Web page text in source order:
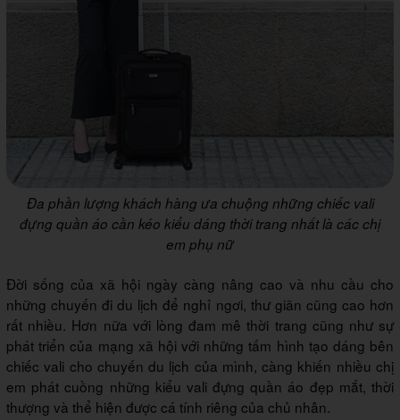
Đa phần lượng khách hàng ưa chuộng những chiếc vali
đựng quần áo cần kéo kiểu dáng thời trang nhất là các chị
em phụ nữ
Đời sống của xã hội ngày càng nâng cao và nhu cầu cho
những chuyến đi du lịch để nghỉ ngơi, thư giãn cũng cao hơn
rất nhiều. Hơn nữa với lòng đam mê thời trang cũng như sự
phát triển của mạng xã hội với những tấm hình tạo dáng bên
chiếc vali cho chuyến du lịch của mình, càng khiến nhiều chị
em phát cuồng những kiểu vali đựng quần áo đẹp mắt, thời
thượng và thể hiện được cá tính riêng của chủ nhân.